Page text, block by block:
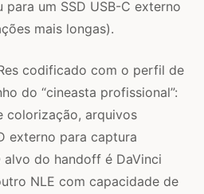
um SSD USB-C externo
mais longas).
codificado com o perfil de
do “cineasta profissional”:
colorização, arquivos
externo para captura
alvo do handoff é DaVinci
NLE com capacidade de